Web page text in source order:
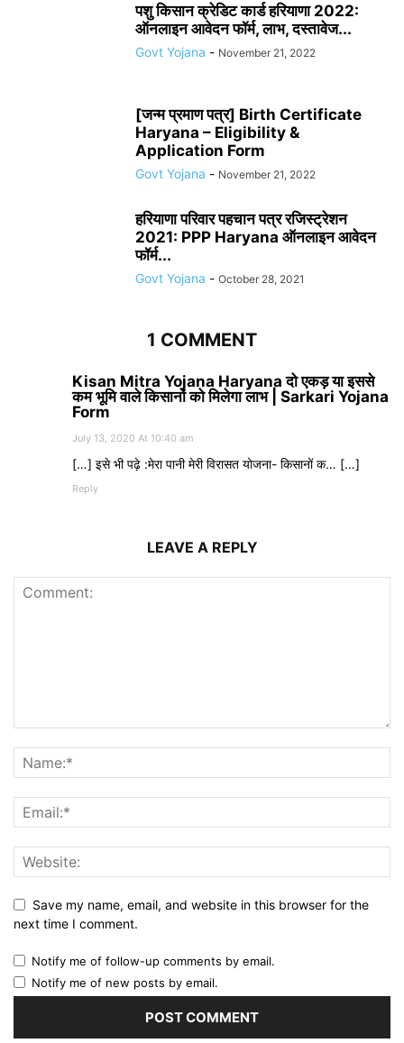
पशु किसान क्रेडिट कार्ड हरियाणा 2022:
ऑनलाइन आवेदन फॉर्म, लाभ, दस्तावेज...
Govt Yojana - November 21, 2022
[जन्म प्रमाण पत्र] Birth Certificate
Haryana – Eligibility &
Application Form
Govt Yojana - November 21, 2022
हरियाणा परिवार पहचान पत्र रजिस्ट्रेशन
2021: PPP Haryana ऑनलाइन आवेदन
फॉर्म...
Govt Yojana - October 28, 2021
1 COMMENT
Kisan Mitra Yojana Haryana दो एकड़ या इससे
कम भूमि वाले किसानों को मिलेगा लाभ | Sarkari Yojana
Form
July 13, 2020 At 10:40 am
[…] इसे भी पढ़े :मेरा पानी मेरी विरासत योजना- किसानों क… […]
Reply
LEAVE A REPLY
Save my name, email, and website in this browser for the
next time I comment.
Notify me of follow-up comments by email.
Notify me of new posts by email.